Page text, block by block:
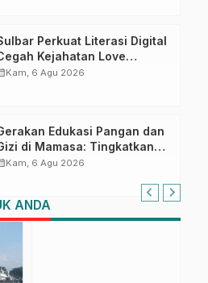
Perkuat Literasi Digital
Kejahatan Love
Kam, 6 Agu 2026
Edukasi Pangan dan
di Mamasa: Tingkatkan
dan
Kam, 6 Agu 2026
ANDA